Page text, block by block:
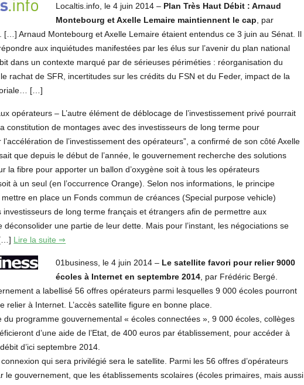
Localtis.info, le 4 juin 2014 – Plan Très Haut Débit : Arnaud
Montebourg et Axelle Lemaire maintiennent le cap , par
[…] Arnaud Montebourg et Axelle Lemaire étaient entendus ce 3 juin au Sénat. Il
aux inquiétudes manifestées par les élus sur l’avenir du plan national
dans un contexte marqué par de sérieuses périméties : réorganisation du
rachat de SFR, incertitudes sur les crédits du FSN et du Feder, impact de la
[…]
opérateurs – L’autre élément de déblocage de l’investissement privé pourrait
constitution de montages avec des investisseurs de long terme pour
de l’investissement des opérateurs”, a confirmé de son côté Axelle
que depuis le début de l’année, le gouvernement recherche des solutions
la fibre pour apporter un ballon d’oxygène soit à tous les opérateurs
à un seul (en l’occurrence Orange). Selon nos informations, le principe
en place un Fonds commun de créances (Special purpose vehicle)
investisseurs de long terme français et étrangers afin de permettre aux
déconsolider une partie de leur dette. Mais pour l’instant, les négociations se
Lire la suite ⇒
01business, le 4 juin 2014 – Le satellite favori pour relier 9000
écoles à Internet en septembre 2014 , par Frédéric Bergé.
a labellisé 56 offres opérateurs parmi lesquelles 9 000 écoles pourront
relier à Internet. L’accès satellite figure en bonne place.
du programme gouvernemental « écoles connectées », 9 000 écoles, collèges
d’une aide de l’Etat, de 400 euros par établissement, pour accéder à
d’ici septembre 2014.
qui sera privilégié sera le satellite. Parmi les 56 offres d’opérateurs
le gouvernement, que les établissements scolaires (écoles primaires, mais aussi